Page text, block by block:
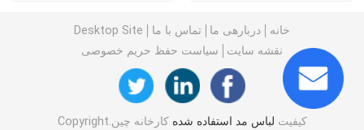
لباس های گاه به گاه پاییزی
مدل پیراهن مردانه جدید
خانه دربارهی ما تماس با ما
Desktop Site
نقشه سایت
سیاست حفظ حریم خصوصی
کیفیت لباس مد استفاده شده کارخانه چین.Copyright